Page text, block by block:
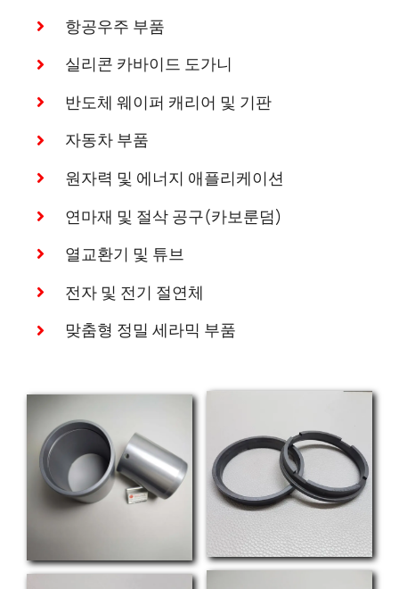
항공우주 부품
실리콘 카바이드 도가니
반도체 웨이퍼 캐리어 및 기판
자동차 부품
원자력 및 에너지 애플리케이션
연마재 및 절삭 공구(카보룬덤)
열교환기 및 튜브
전자 및 전기 절연체
맞춤형 정밀 세라믹 부품